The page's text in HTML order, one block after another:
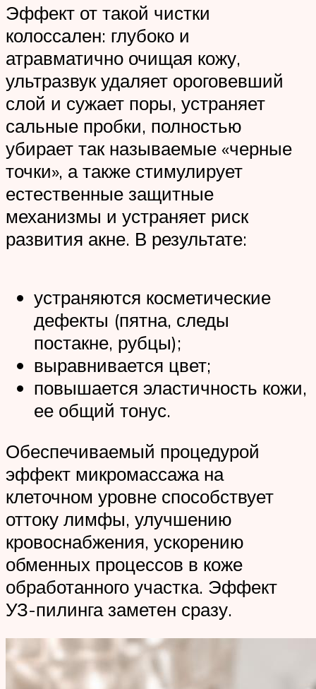
Эффект от такой чистки
колоссален: глубоко и
атравматично очищая кожу,
ультразвук удаляет ороговевший
слой и сужает поры, устраняет
сальные пробки, полностью
убирает так называемые «черные
точки», а также стимулирует
естественные защитные
механизмы и устраняет риск
развития акне. В результате:
устраняются косметические
дефекты (пятна, следы
постакне, рубцы);
выравнивается цвет;
повышается эластичность кожи,
ее общий тонус.
Обеспечиваемый процедурой
эффект микромассажа на
клеточном уровне способствует
оттоку лимфы, улучшению
кровоснабжения, ускорению
обменных процессов в коже
обработанного участка. Эффект
УЗ-пилинга заметен сразу.